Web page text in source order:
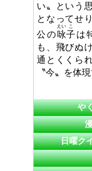
い〟という
となってせ
公の咏
えい
子
こ
は
も、飛びぬ
通とくくら
〝今〟を体
や
日曜ク